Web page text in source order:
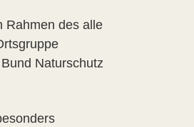
Rahmen des alle
Naturschutz